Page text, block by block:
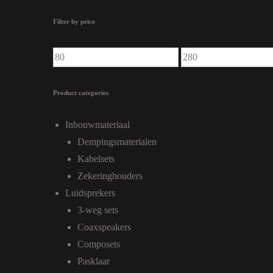
Filter by price
Min price Max price
Product categories
Inbouwmateriaal
Dempingsmaterialen
Kabelsets
Zekeringhouders
Luidsprekers
3-weg sets
Coaxspeakers
Composets
Pasklaar